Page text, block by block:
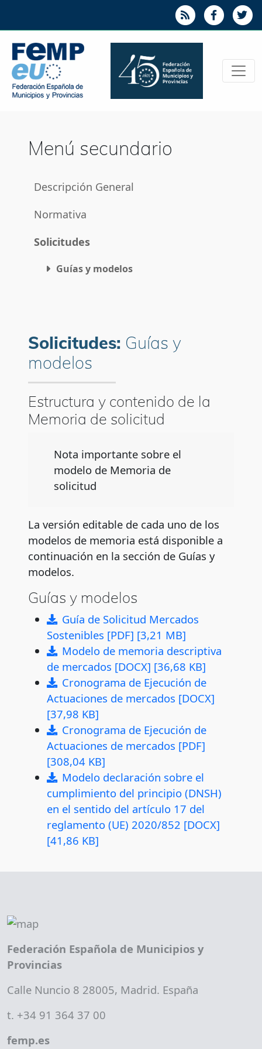
Menú secundario
Descripción General
Normativa
Solicitudes
Guías y modelos
Preguntas frecuentes
Solicitudes: Guías y
modelos
Estructura y contenido de la
Memoria de solicitud
Nota importante sobre el
modelo de Memoria de
solicitud
La versión editable de cada uno de los
modelos de memoria está disponible a
continuación en la sección de Guías y
modelos.
Guías y modelos
Guía de Solicitud Mercados
Sostenibles [PDF] [3,21 MB]
Modelo de memoria descriptiva
de mercados [DOCX] [36,68 KB]
Cronograma de Ejecución de
Actuaciones de mercados [DOCX]
[37,98 KB]
Cronograma de Ejecución de
Actuaciones de mercados [PDF]
[308,04 KB]
Modelo declaración sobre el
cumplimiento del principio (DNSH)
en el sentido del artículo 17 del
reglamento (UE) 2020/852 [DOCX]
[41,86 KB]
Federación Española de Municipios y
Provincias
Calle Nuncio 8 28005, Madrid. España
t. +34 91 364 37 00
femp.es